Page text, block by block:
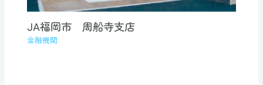
JA福岡市 周船寺支店
金融機関